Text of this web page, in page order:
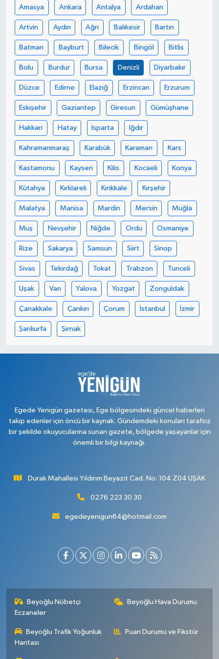
Amasya Ankara Antalya Ardahan
Artvin Aydın Ağrı Balıkesir Bartın
Batman Bayburt Bilecik Bingöl Bitlis
Bolu Burdur Bursa Denizli Diyarbakır
Düzce Edirne Elazığ Erzincan Erzurum
Eskişehir Gaziantep Giresun Gümüşhane
Hakkari Hatay Isparta Iğdır
Kahramanmaraş Karabük Karaman Kars
Kastamonu Kayseri Kilis Kocaeli Konya
Kütahya Kırklareli Kırıkkale Kırşehir
Malatya Manisa Mardin Mersin Muğla
Muş Nevşehir Niğde Ordu Osmaniye
Rize Sakarya Samsun Siirt Sinop
Sivas Tekirdağ Tokat Trabzon Tunceli
Uşak Van Yalova Yozgat Zonguldak
Çanakkale Çankırı Çorum İstanbul İzmir
Şanlıurfa Şırnak
Egede Yenigün gazetesi, Ege bölgesindeki güncel haberleri
takip edenler için öncü bir kaynak. Gündemdeki konuları tarafsız
bir şekilde okuyucularına sunan gazete, bölgede yaşayanlar için
önemli bir bilgi kaynağı.
Durak Mahallesi Yıldırım Beyazıt Cad. No: 104 Z04 UŞAK
0276 223 30 30
egedeyenigun64@hotmail.com
Beyoğlu Nöbetçi
Eczaneler
Beyoğlu Hava Durumu
Beyoğlu Trafik Yoğunluk
Haritası
Puan Durumu ve Fikstür